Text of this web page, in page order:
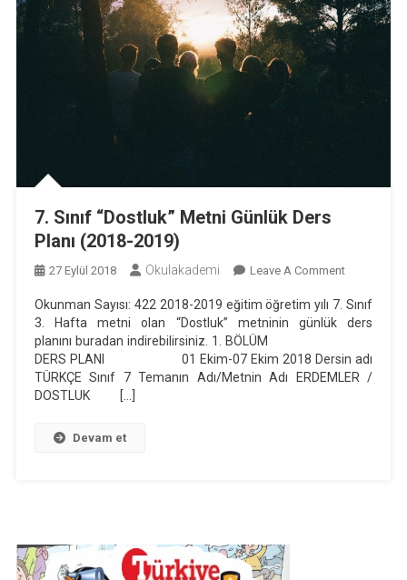
7. Sınıf “Dostluk” Metni Günlük Ders
Planı (2018-2019)
27 Eylül 2018 Okulakademi Leave A CommentOn
Sınıf
Metni
Günlük
Okunman Sayısı: 422 2018-2019 eğitim öğretim yılı 7. Sınıf
3. Hafta metni olan “Dostluk” metninin günlük ders
planını buradan indirebilirsiniz. 1. BÖLÜM
DERS PLANI 01 Ekim-07 Ekim 2018 Dersin adı
TÜRKÇE Sınıf 7 Temanın Adı/Metnin Adı ERDEMLER /
DOSTLUK […]
Devam et